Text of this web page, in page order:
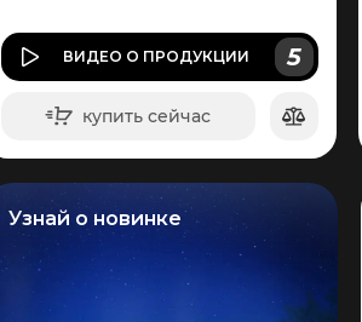
ВИДЕО О ПРОДУКЦИИ 5
купить сейчас
в корзину
Узнай о новинке